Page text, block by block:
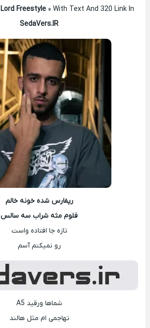
Lord Freestyle » With Text And 320 Link In
SedaVers.IR
رپفارس شده خونه خالم
فلوم مثه شراب سه سالس
تازه جا افتاده واست
رو نمیکنم آسم
شماها ورقید A5
تهاجمی ام مثل هالند